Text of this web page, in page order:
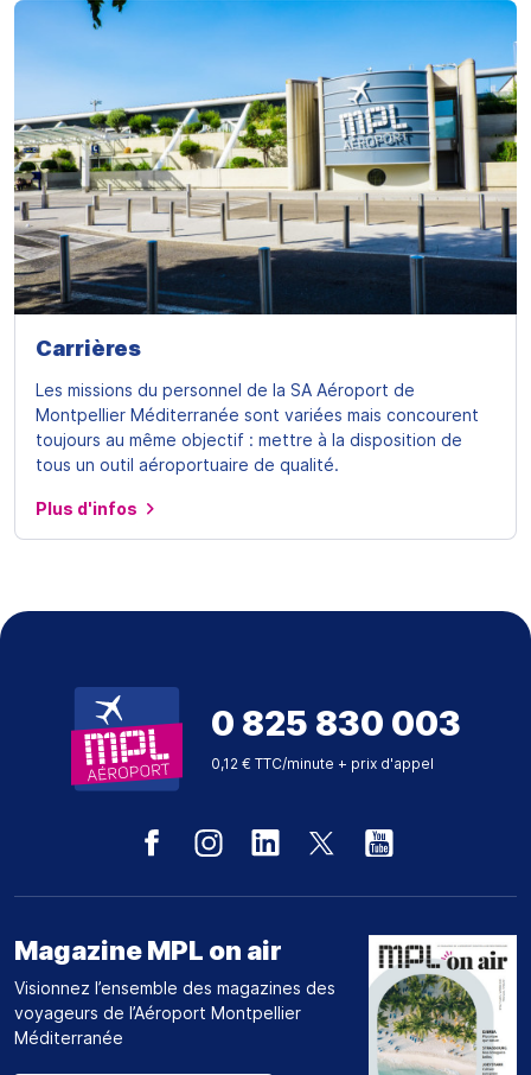
Carrières
Les missions du personnel de la SA Aéroport de
Montpellier Méditerranée sont variées mais concourent
toujours au même objectif : mettre à la disposition de
tous un outil aéroportuaire de qualité.
Plus d'infos
0 825 830 003
0,12 € TTC/minute + prix d'appel
Magazine MPL on air
Visionnez l’ensemble des magazines des
voyageurs de l’Aéroport Montpellier
Méditerranée